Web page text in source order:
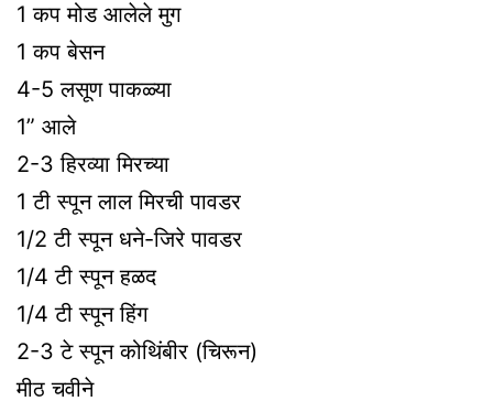
1 कप मोड आलेले मुग
1 कप बेसन
4-5 लसूण पाकळ्या
1” आले
2-3 हिरव्या मिरच्या
1 टी स्पून लाल मिरची पावडर
1/2 टी स्पून धने-जिरे पावडर
1/4 टी स्पून हळद
1/4 टी स्पून हिंग
2-3 टे स्पून कोथिंबीर (चिरून)
मीठ चवीने